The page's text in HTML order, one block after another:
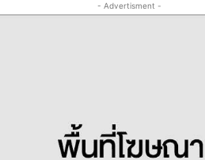
- Advertisment -